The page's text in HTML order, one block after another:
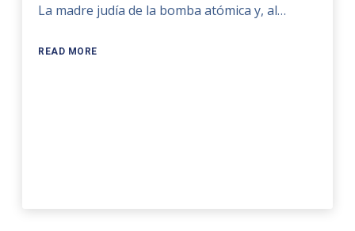
La madre judía de la bomba atómica y, al…
READ MORE